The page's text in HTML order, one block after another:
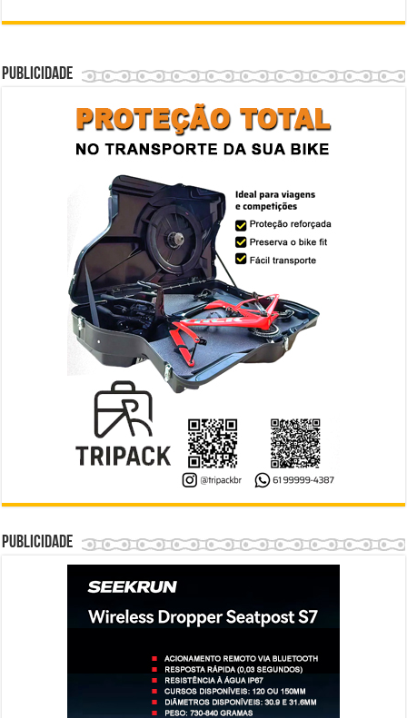
Publicidade
Publicidade